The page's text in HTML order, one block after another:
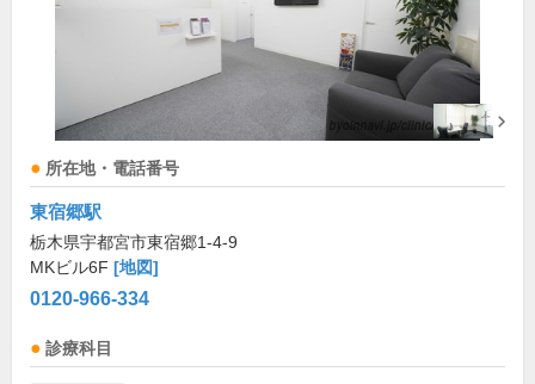
所在地・電話番号
東宿郷駅
栃木県宇都宮市東宿郷1-4-9
MKビル6F [地図]
0120-966-334
診療科目